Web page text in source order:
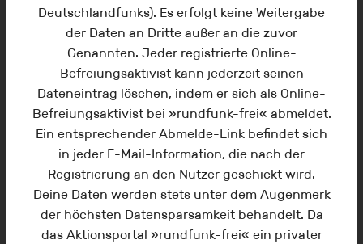
Deutschlandfunks). Es erfolgt keine Weitergabe
der Daten an Dritte außer an die zuvor
Genannten. Jeder registrierte Online-
Befreiungsaktivist kann jederzeit seinen
Dateneintrag löschen, indem er sich als Online-
Befreiungsaktivist bei »rundfunk-frei« abmeldet.
Ein entsprechender Abmelde-Link befindet sich
in jeder E-Mail-Information, die nach der
Registrierung an den Nutzer geschickt wird.
Deine Daten werden stets unter dem Augenmerk
der höchsten Datensparsamkeit behandelt. Da
das Aktionsportal »rundfunk-frei« ein privater
AKTUELLE STREITSCHRIFT* VON
DR. JUR. FRANK HENNECKE
Der Zwangsrundfunk oder warum die